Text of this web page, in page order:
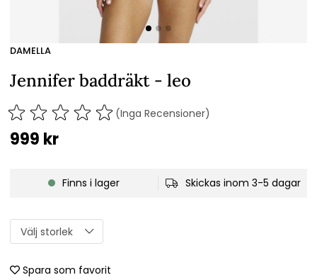
DAMELLA
Jennifer baddräkt - leo
(Inga Recensioner)
999 kr
Finns i lager Skickas inom 3-5 dagar
Spara som favorit